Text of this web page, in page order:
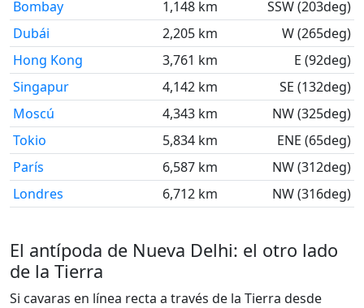
Bombay 1,148 km
SSW (203deg)
Dubái
2,205 km
W (265deg)
Hong Kong
3,761 km
E (92deg)
Singapur
4,142 km
SE (132deg)
Moscú
4,343 km
NW (325deg)
Tokio
5,834 km
ENE (65deg)
París
6,587 km
NW (312deg)
Londres
6,712 km NW (316deg)
El antípoda de Nueva Delhi: el otro lado
de la Tierra
Si cavaras en línea recta a través de la Tierra desde